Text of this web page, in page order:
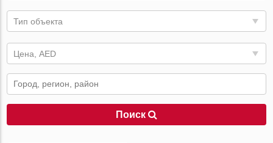
Тип объекта
Цена, AED
Поиск